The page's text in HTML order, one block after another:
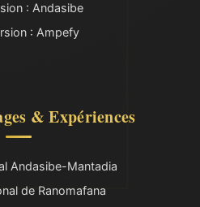
: Andasibe
: Ampefy
& Expériences
Andasibe-Mantadia
de Ranomafana